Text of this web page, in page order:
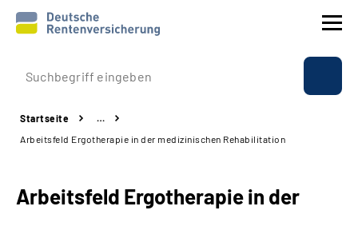
Prävention
Reha
Startseite
…
Arbeitsfeld Ergotherapie in der medizinischen Rehabilitation
Arbeitsfeld Ergotherapie in der